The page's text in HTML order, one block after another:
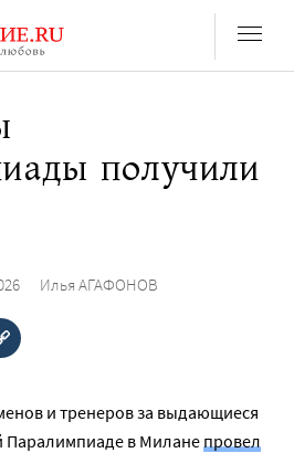
получили
Илья АГАФОНОВ
и тренеров за выдающиеся
Паралимпиаде в Миланепровел